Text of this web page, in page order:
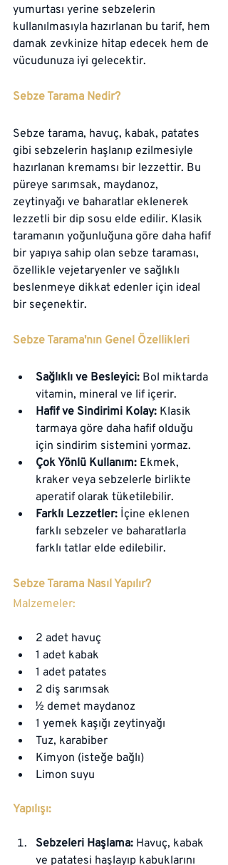
yumurtası yerine sebzelerin
kullanılmasıyla hazırlanan bu tarif, hem
damak zevkinize hitap edecek hem de
vücudunuza iyi gelecektir.
Sebze Tarama Nedir?
Sebze tarama, havuç, kabak, patates
gibi sebzelerin haşlanıp ezilmesiyle
hazırlanan kremamsı bir lezzettir. Bu
püreye sarımsak, maydanoz,
zeytinyağı ve baharatlar eklenerek
lezzetli bir dip sosu elde edilir. Klasik
taramanın yoğunluğuna göre daha hafif
bir yapıya sahip olan sebze taraması,
özellikle vejetaryenler ve sağlıklı
beslenmeye dikkat edenler için ideal
bir seçenektir.
Sebze Tarama'nın Genel Özellikleri
Sağlıklı ve Besleyici: Bol miktarda
vitamin, mineral ve lif içerir.
Hafif ve Sindirimi Kolay: Klasik
tarmaya göre daha hafif olduğu
için sindirim sistemini yormaz.
Çok Yönlü Kullanım: Ekmek,
kraker veya sebzelerle birlikte
aperatif olarak tüketilebilir.
Farklı Lezzetler: İçine eklenen
farklı sebzeler ve baharatlarla
farklı tatlar elde edilebilir.
Sebze Tarama Nasıl Yapılır?
Malzemeler:
2 adet havuç
1 adet kabak
1 adet patates
2 diş sarımsak
½ demet maydanoz
1 yemek kaşığı zeytinyağı
Tuz, karabiber
Kimyon (isteğe bağlı)
Limon suyu
Yapılışı:
Sebzeleri Haşlama: Havuç, kabak
ve patatesi haşlayıp kabuklarını